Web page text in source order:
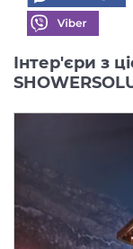
Інтер'єри з